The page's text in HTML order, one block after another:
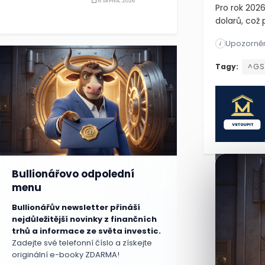
Pro rok
dolarů, což
Mizuho
i
Mizuho
Tagy:
Bullionářovo odpolední
menu
Bullionářův newsletter přináší
nejdůležitější novinky z finančních
trhů a informace ze světa investic.
Zadejte své telefonní číslo a získejte
originální e-booky ZDARMA!